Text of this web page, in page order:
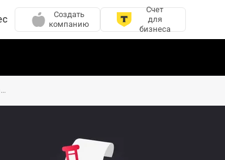
Создать
компанию
Счет
для
бизнеса
Как ИП в 2024 году оформить право на пособия по больничным